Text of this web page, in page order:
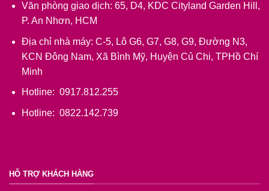
Văn phòng giao dịch: 65, D4, KDC Cityland Garden Hill,
P. An Nhơn, HCM
Địa chỉ nhà máy: C-5, Lô G6, G7, G8, G9, Đường N3,
KCN Đông Nam, Xã Bình Mỹ, Huyện Củ Chi, TPHồ Chí
Minh
Hotline: 0917.812.255
Hotline: 0822.142.739
HỖ TRỢ KHÁCH HÀNG